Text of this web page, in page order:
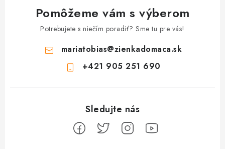
Pomôžeme vám s výberom
Potrebujete s niečím poradiť? Sme tu pre vás!
mariatobias@zienkadomaca.sk
+421 905 251 690